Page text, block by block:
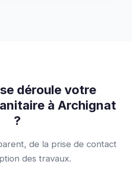
déroule votre
à Archignat
?
de la prise de contact
des travaux.